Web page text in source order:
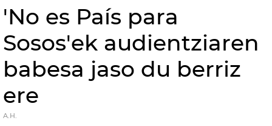
'No es País para
Sosos'ek audientziaren
babesa jaso du berriz
ere
A.H.